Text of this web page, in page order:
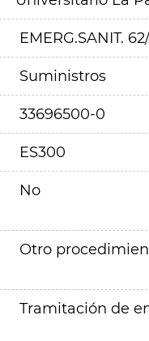
EMERG.SANIT.
Suministros
33696500-0
ES300
No
Otro
Tramitación de